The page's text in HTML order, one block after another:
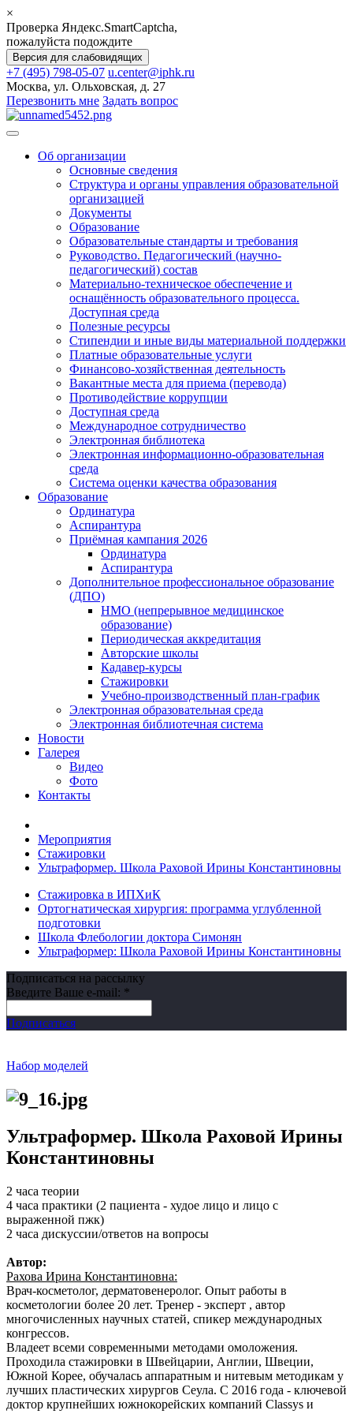
×
Проверка Яндекс.SmartCaptcha,
пожалуйста подождите
Версия для слабовидящих
+7 (495) 798-05-07 u.center@iphk.ru
Москва, ул. Ольховская, д. 27
Перезвонить мне Задать вопрос
Об организации
Основные сведения
Структура и органы управления образовательной
организацией
Документы
Образование
Образовательные стандарты и требования
Руководство. Педагогический (научно-
педагогический) состав
Материально-техническое обеспечение и
оснащённость образовательного процесса.
Доступная среда
Полезные ресурсы
Стипендии и иные виды материальной поддержки
Платные образовательные услуги
Финансово-хозяйственная деятельность
Вакантные места для приема (перевода)
Противодействие коррупции
Доступная среда
Международное сотрудничество
Электронная библиотека
Электронная информационно-образовательная
среда
Система оценки качества образования
Образование
Ординатура
Аспирантура
Приёмная кампания 2026
Ординатура
Аспирантура
Дополнительное профессиональное образование
(ДПО)
НМО (непрерывное медицинское
образование)
Периодическая аккредитация
Авторские школы
Кадавер-курсы
Стажировки
Учебно-производственный план-график
Электронная образовательная среда
Электронная библиотечная система
Новости
Галерея
Видео
Фото
Контакты
Мероприятия
Стажировки
Ультраформер. Школа Раховой Ирины Константиновны
Стажировка в ИПХиК
Ортогнатическая хирургия: программа углубленной
подготовки
Школа Флебологии доктора Симонян
Ультраформер: Школа Раховой Ирины Константиновны
Подписаться на рассылку
Введите Ваше e-mail: *
Подписаться
Набор моделей
Ультраформер. Школа Раховой Ирины
Константиновны
2 часа теории
4 часа практики (2 пациента - худое лицо и лицо с
выраженной пжк)
2 часа дискуссии/ответов на вопросы
Автор:
Рахова Ирина Константиновна:
Врач-косметолог, дерматовенеролог. Опыт работы в
косметологии более 20 лет. Тренер - эксперт , автор
многочисленных научных статей, спикер международных
конгрессов.
Владеет всеми современными методами омоложения.
Проходила стажировки в Швейцарии, Англии, Швеции,
Южной Корее, обучалась аппаратным и нитевым методикам у
лучших пластических хирургов Сеула. С 2016 года - ключевой
доктор крупнейших южнокорейских компаний Classys и